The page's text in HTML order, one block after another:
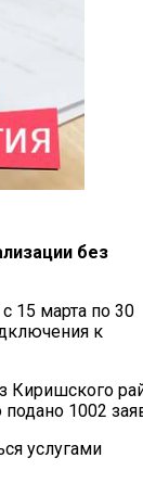
без
15 марта по 30
к
Киришского
1002
услугами